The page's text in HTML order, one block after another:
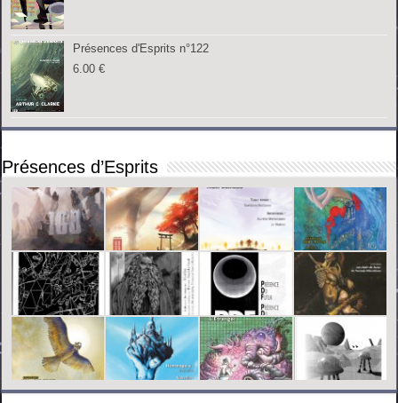
Présences d'Esprits n°122
6.00€
Présences d’Esprits